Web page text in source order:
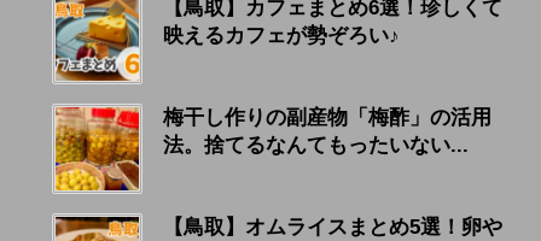
【鳥取】カフェまとめ6選！珍しくて
映えるカフェが勢ぞろい♪
梅干し作りの副産物「梅酢」の活用
法。捨てるなんてもったいない...
【鳥取】オムライスまとめ5選！卵や